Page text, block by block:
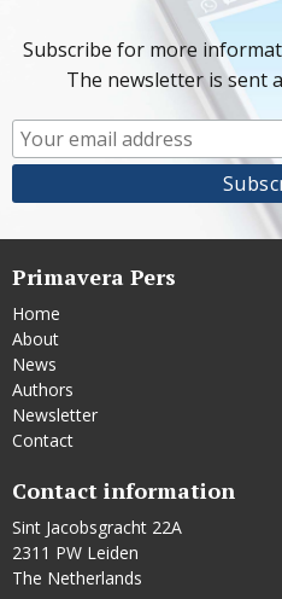
Subscribe for more
The newsletter is sent
Primavera Pers
Home
About
News
Authors
Newsletter
Contact
Contact information
Sint Jacobsgracht 22A
2311 PW Leiden
The Netherlands